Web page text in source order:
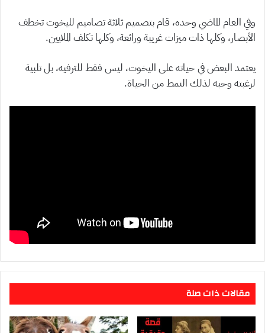
وفي العام الماضي وحده، قام بتصميم ثلاثة تصاميم لليخوت تخطف
الأبصار، وكلها ذات ميزات غريبة ورائعة، وكلها تكلف الملايين.
يعتمد البعض في حياته على اليخوت، ليس فقط للترفيه، بل تلبية
لرغبته وحبه لذلك النمط من الحياة.
مقالات ذات صلة